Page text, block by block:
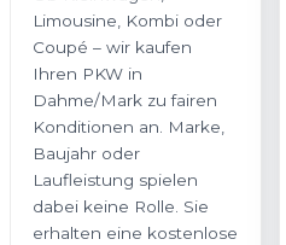
Limousine, Kombi oder
Coupé – wir kaufen
Ihren PKW in
Dahme/Mark zu fairen
Konditionen an. Marke,
Baujahr oder
Laufleistung spielen
dabei keine Rolle. Sie
erhalten eine kostenlose